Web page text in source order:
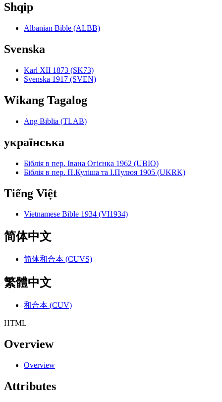
Shqip
Albanian Bible (ALBB)
Svenska
Karl XII 1873 (SK73)
Svenska 1917 (SVEN)
Wikang Tagalog
Ang Biblia (TLAB)
українська
Біблія в пер. Івана Огієнка 1962 (UBIO)
Біблія в пер. П.Куліша та І.Пулюя 1905 (UKRK)
Tiếng Việt
Vietnamese Bible 1934 (VI1934)
简体中文
简体和合本 (CUVS)
繁體中文
和合本 (CUV)
HTML
Overview
Overview
Attributes